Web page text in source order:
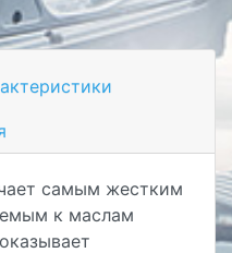
самым жестким
к маслам